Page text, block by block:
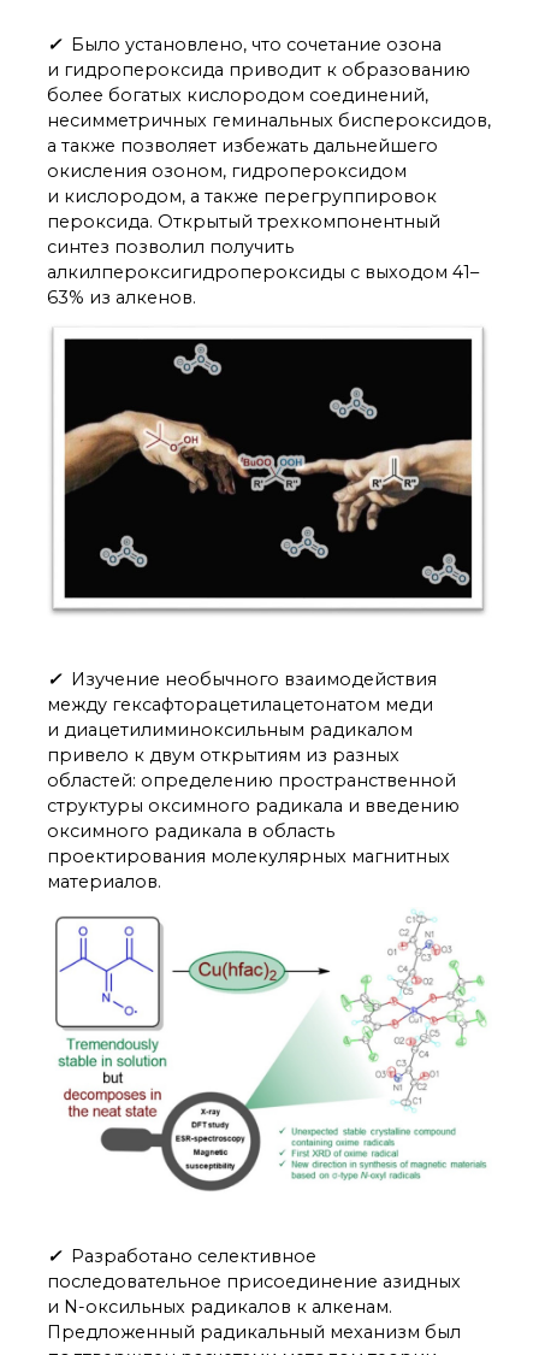
✓ Было установлено, что сочетание озона
и гидропероксида приводит к образованию
более богатых кислородом соединений,
несимметричных геминальных биспероксидов,
а также позволяет избежать дальнейшего
окисления озоном, гидропероксидом
и кислородом, а также перегруппировок
пероксида. Открытый трехкомпонентный
синтез позволил получить
алкилпероксигидропероксиды с выходом 41–
63% из алкенов.
✓ Изучение необычного взаимодействия
между гексафторацетилацетонатом меди
и диацетилиминоксильным радикалом
привело к двум открытиям из разных
областей: определению пространственной
структуры оксимного радикала и введению
оксимного радикала в область
проектирования молекулярных магнитных
материалов.
✓ Разработано селективное
последовательное присоединение азидных
и N-оксильных радикалов к алкенам.
Предложенный радикальный механизм был